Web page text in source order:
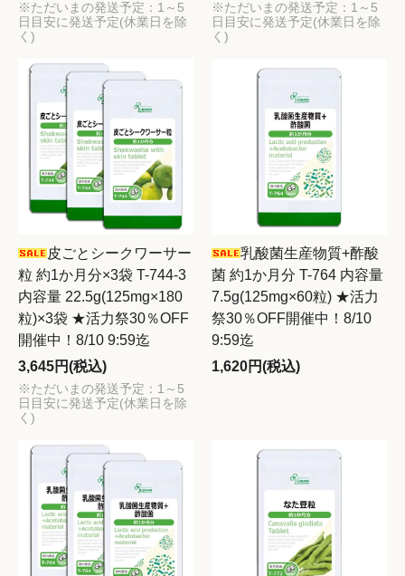
※ただいまの発送予定：1～5
日目安に発送予定(休業日を除
く)
※ただいまの発送予定：1～5
日目安に発送予定(休業日を除
く)
皮ごとシークワーサー
粒 約1か月分×3袋 T-744-3
内容量 22.5g(125mg×180
粒)×3袋 ★活力祭30％OFF
開催中！8/10 9:59迄
3,645円(税込)
※ただいまの発送予定：1～5
日目安に発送予定(休業日を除
く)
乳酸菌生産物質+酢酸
菌 約1か月分 T-764 内容量
7.5g(125mg×60粒) ★活力
祭30％OFF開催中！8/10
9:59迄
1,620円(税込)